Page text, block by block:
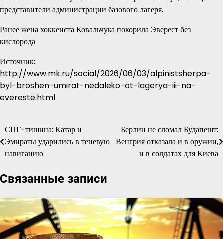
представители администрации базового лагеря.
Ранее жена хоккеиста Ковальчука покорила Эверест без
кислорода
Источник:
http://www.mk.ru/social/2026/06/03/alpinistsherpa-
byl-broshen-umirat-nedaleko-ot-lagerya-iii-na-
evereste.html
Навигация
по
СПГ-тишина: Катар и
Эмираты ударились в теневую
навигацию
Берлин не сломал Будапешт:
Венгрия отказала и в оружии,
и в солдатах для Киева
Связанные записи